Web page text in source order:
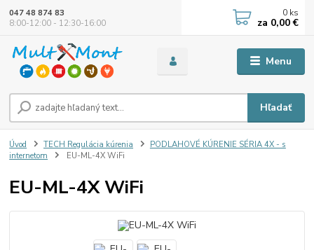
Menu
Hľadať
047 48 874 83
8:00-12:00 - 12:30-16:00
0 ks
za 0,00 €
Úvod TECH Regulácia kúrenia
PODLAHOVÉ KÚRENIE SÉRIA 4X - s
internetom
EU-ML-4X WiFi
EU-ML-4X WiFi